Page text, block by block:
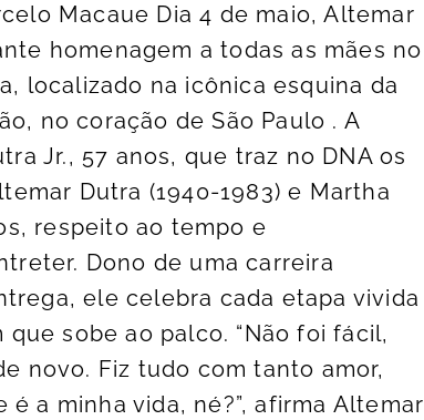
Macaue Dia 4 de maio, Altemar
homenagem a todas as mães no
localizado na icônica esquina da
no coração de São Paulo . A
Jr., 57 anos, que traz no DNA os
Dutra (1940-1983) e Martha
respeito ao tempo e
Dono de uma carreira
ele celebra cada etapa vivida
sobe ao palco. “Não foi fácil,
novo. Fiz tudo com tanto amor,
a minha vida, né?”, afirma Altemar